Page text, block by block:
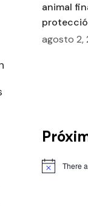
animal
agosto 2,
There